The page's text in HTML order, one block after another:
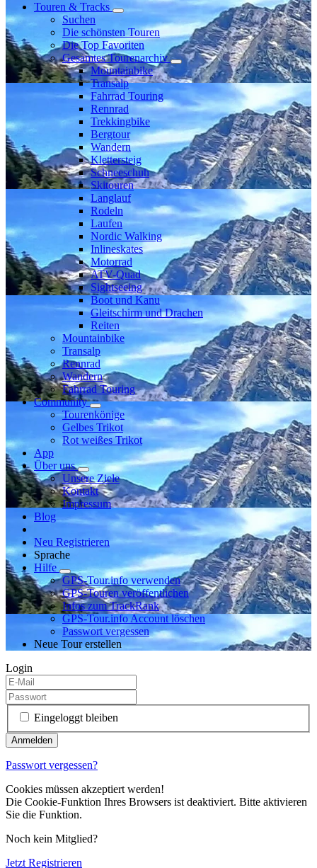
Touren & Tracks
Suchen
Die schönsten Touren
Die Top Favoriten
Gesamtes Tourenarchiv
Mountainbike
Transalp
Fahrrad Touring
Rennrad
Trekkingbike
Bergtour
Wandern
Klettersteig
Schneeschuh
Skitouren
Langlauf
Rodeln
Laufen
Nordic Walking
Inlineskates
Motorrad
ATV-Quad
Sightseeing
Boot und Kanu
Gleitschirm und Drachen
Reiten
Mountainbike
Transalp
Rennrad
Wandern
Fahrrad Touring
Community
Tourenkönige
Gelbes Trikot
Rot weißes Trikot
App
Über uns
Unsere Ziele
Kontakt
Impressum
Blog
Neu Registrieren
Sprache
Hilfe
GPS-Tour.info verwenden
GPS-Touren veröffentlichen
Infos zum TrackRank
GPS-Tour.info Account löschen
Passwort vergessen
Neue Tour erstellen
Login
Eingeloggt bleiben
Passwort vergessen?
Cookies müssen akzeptiert werden!
Die Cookie-Funktion Ihres Browsers ist deaktiviert. Bitte aktivieren
Sie die Funktion.
Noch kein Mitglied?
Jetzt Registrieren